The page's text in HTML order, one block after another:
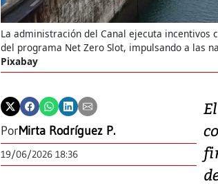
La administración del Canal ejecuta
del programa Net Zero Slot, impulsando a las
Pixabay
PorMirta Rodríguez P.
19/06/2026 18:36